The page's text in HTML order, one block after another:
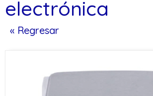
electrónica
« Regresar